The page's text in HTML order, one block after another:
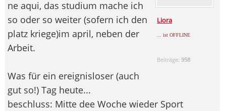
Liora
... ist OFFLINE
Beiträge:958
ne aqui, das studium mache ich
so oder so weiter (sofern ich den
platz kriege)im april, neben der
Arbeit.
Was für ein ereignisloser (auch
gut so!) Tag heute...
beschluss: Mitte dee Woche wieder Sport